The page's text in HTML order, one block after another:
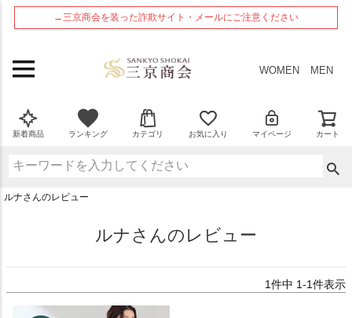
→三京商会を装った詐欺サイト・メールにご注意ください
WOMEN MEN
新着商品 ランキング カテゴリ お気に入り マイページ カート
ルナさんのレビュー
ルナさんのレビュー
1件中 1-1件表示
ペー